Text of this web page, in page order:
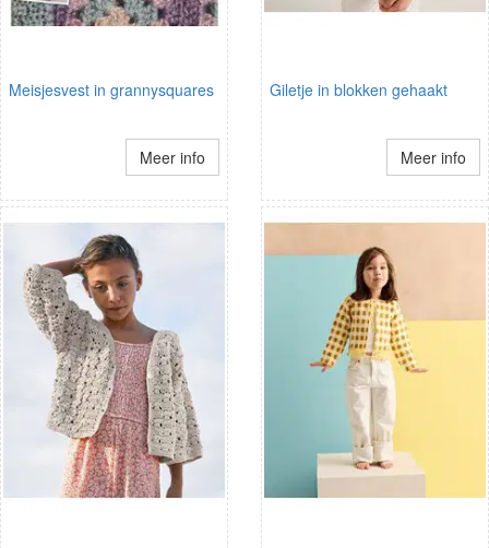
Meisjesvest in grannysquares
Meer info
Giletje in blokken gehaakt
Meer info